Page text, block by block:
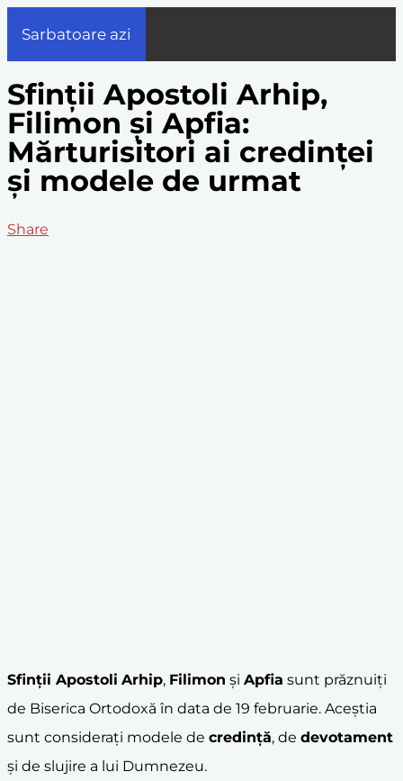
Sarbatoare azi
Sfinții Apostoli Arhip,
Filimon și Apfia:
Mărturisitori ai credinței
și modele de urmat
Share
Sfinții Apostoli Arhip, Filimon și Apfia sunt prăznuiți
de Biserica Ortodoxă în data de 19 februarie. Aceștia
sunt considerați modele de credință, de devotament
și de slujire a lui Dumnezeu.